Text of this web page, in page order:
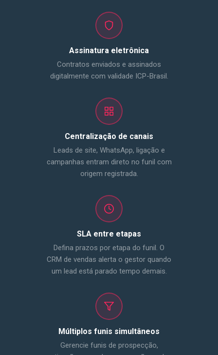
Assinatura eletrônica
Contratos enviados e assinados
digitalmente com validade ICP-Brasil.
Centralização de canais
Leads de site, WhatsApp, ligação e
campanhas entram direto no funil com
origem registrada.
SLA entre etapas
Defina prazos por etapa do funil. O
CRM de vendas alerta o gestor quando
um lead está parado tempo demais.
Múltiplos funis simultâneos
Gerencie funis de prospecção,